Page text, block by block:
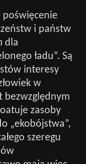
poświęcenie
i państw
dla
ładu”. Są
interesy
w
bezwzględnym
zasoby
„ekobójstwa”,
szeregu